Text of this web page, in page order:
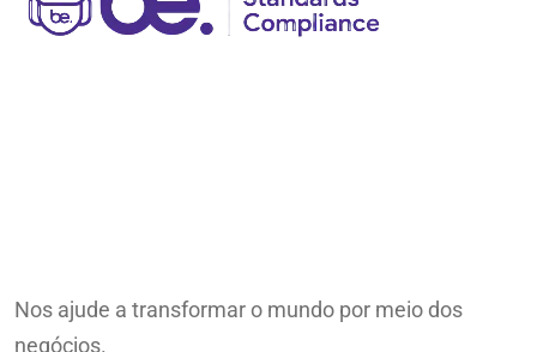
Nos ajude a transformar o mundo por meio dos
negócios.